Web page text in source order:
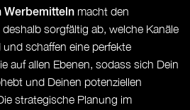
Werbemitteln macht den
sorgfältig ab, welche Kanäle
schaffen eine perfekte
auf allen Ebenen, sodass sich Dein
und Deinen potenziellen
strategische Planung im